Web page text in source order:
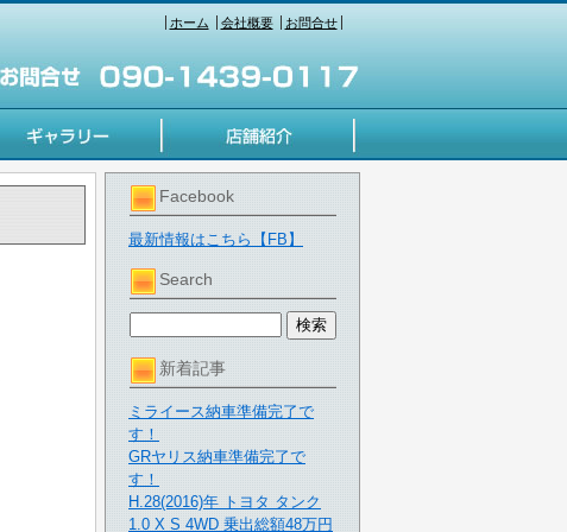
ホーム 会社概要 お問合せ
Facebook
最新情報はこちら【FB】
Search
新着記事
ミライース納車準備完了で
す！
GRヤリス納車準備完了で
す！
H.28(2016)年 トヨタ タンク
1.0 X S 4WD 乗出総額48万円